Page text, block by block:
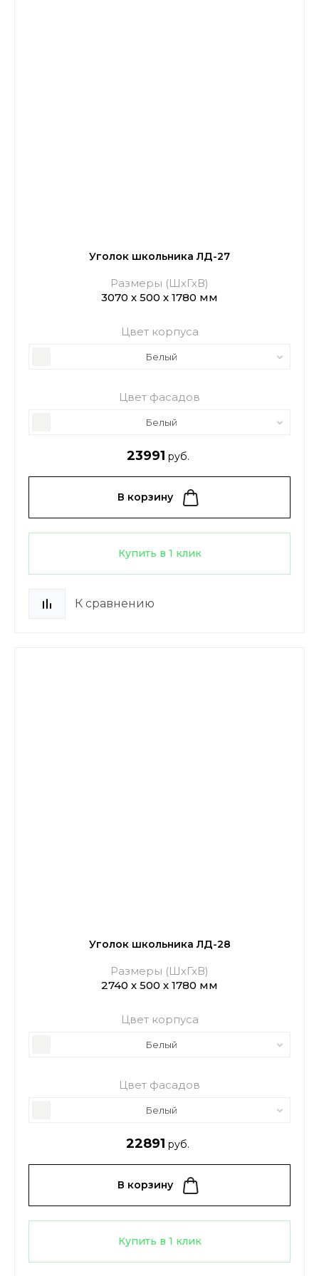
Уголок школьника ЛД-27
Размеры (ШхГхВ)
3070 х 500 х 1780 мм
Цвет корпуса
Белый
Цвет фасадов
Белый
23991 руб.
В корзину
Купить в 1 клик
К сравнению
Уголок школьника ЛД-28
Размеры (ШхГхВ)
2740 х 500 х 1780 мм
Цвет корпуса
Белый
Цвет фасадов
Белый
22891 руб.
В корзину
Купить в 1 клик